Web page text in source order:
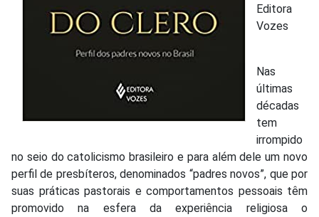
Editora
Vozes
Nas
últimas
décadas
tem
irrompido
no seio do catolicismo brasileiro e para além dele um novo
perfil de presbíteros, denominados “padres novos”, que por
suas práticas pastorais e comportamentos pessoais têm
promovido na esfera da experiência religiosa o